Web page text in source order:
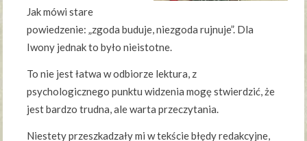
Jak mówi stare
powiedzenie: „zgoda buduje, niezgoda rujnuje”. Dla
Iwony jednak to było nieistotne.
To nie jest łatwa w odbiorze lektura, z
psychologicznego punktu widzenia mogę stwierdzić, że
jest bardzo trudna, ale warta przeczytania.
Niestety przeszkadzały mi w tekście błędy redakcyjne,